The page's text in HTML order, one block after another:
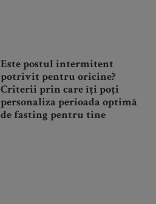
Este postul intermitent
potrivit pentru oricine?
Criterii prin care îți poți
personaliza perioada optimă
de fasting pentru tine